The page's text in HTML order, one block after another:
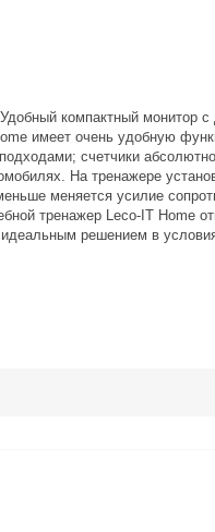
компактный монитор
имеет очень удобную
счетчики
На тренажере
меняется усилие
тренажер Leco-IT Home
решением в